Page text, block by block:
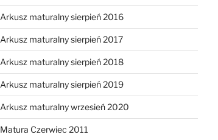
Arkusz maturalny sierpień 2016
Arkusz maturalny sierpień 2017
Arkusz maturalny sierpień 2018
Arkusz maturalny sierpień 2019
Arkusz maturalny wrzesień 2020
Matura Czerwiec 2011